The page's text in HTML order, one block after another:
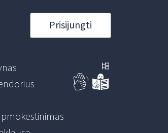
Prisijungti